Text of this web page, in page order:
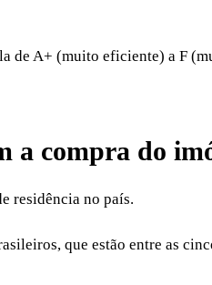
de A+ (muito eficiente) a F
a compra do
residência no país.
que estão entre as